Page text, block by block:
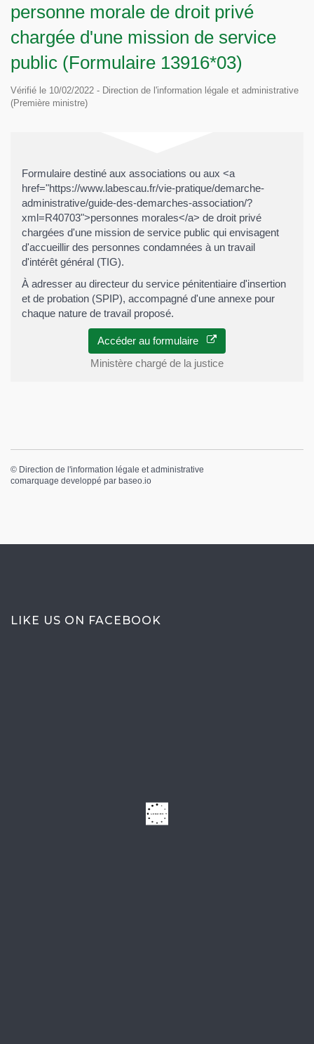
personne morale de droit privé
chargée d'une mission de service
public (Formulaire 13916*03)
Vérifié le 10/02/2022 - Direction de l'information légale et administrative
(Première ministre)
Formulaire destiné aux associations ou aux <a
href="https://www.labescau.fr/vie-pratique/demarche-
administrative/guide-des-demarches-association/?
xml=R40703">personnes morales</a> de droit privé
chargées d'une mission de service public qui envisagent
d'accueillir des personnes condamnées à un travail
d'intérêt général (TIG).
À adresser au directeur du service pénitentiaire d'insertion
et de probation (SPIP), accompagné d'une annexe pour
chaque nature de travail proposé.
Accéder au formulaire
Ministère chargé de la justice
© Direction de l'information légale et administrative
comarquage developpé par baseo.io
LIKE US ON FACEBOOK